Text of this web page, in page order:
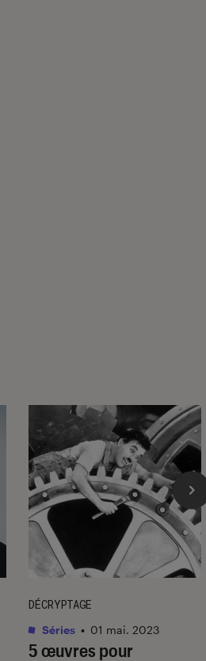
5 œuvres pour
DÉCRYPTAGE
Séries • 01 mai. 2023